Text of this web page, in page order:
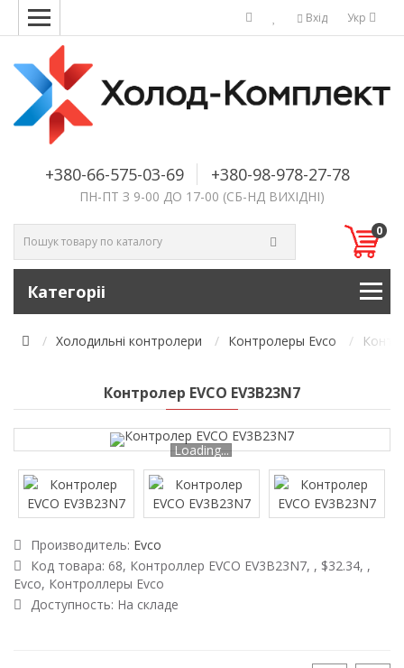
Укр
Вхід
+380-66-575-03-69 +380-98-978-27-78
ПН-ПТ З 9-00 ДО 17-00 (СБ-НД ВИХІДНІ)
0
Категоріі
Холодильні контролери Контролеры Evco
Контролер EVCO EV3B23N7
Loading...
Производитель: Evco
Код товара: 68, Контроллер EVCO EV3B23N7, , $32.34, ,
Evco, Контроллеры Evco
Доступность: На складе